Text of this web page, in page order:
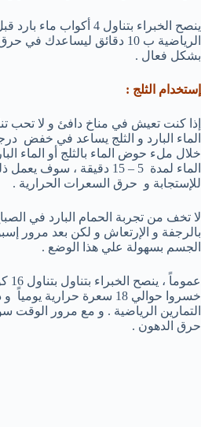
ينصح الخبراء بتناول 4
الرياضية ب 10 دقائق ليساعدك
بشكل فعال .
إستخدام الثلج :
إذا كنت تعيش في مناخ دافئ و لا تحب
الماء البارد و الثلج يساعد في خفض
خلال ملء حوض الماء بالثلج أو الماء
الماء لمدة 5 – 15 دقيقة ،
للإستجابة و حرق السعرات الحرارية .
لا تخف من تجربة الحمام البارد في
بالرجفة و الإرتعاش و لكن بعد مرور
الجسم بسهولة علي هذا الوضع .
خسروا حوالي 18 سعرة حرارية
التمارين الرياضية . و مع مرور
حرق الدهون .